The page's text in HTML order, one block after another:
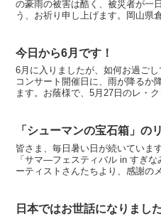
の豪雨の被害は酷く、被災者が一
う、お祈り申し上げます。岡山県
今日から6月です！
6月に入りましたが、如何お過ご
コンサート開催日に、雨が降るか
ます。お蔭様で、5月27日のレ・
「シューマンの宝石箱」の
皆さま、毎日暑い日が続いていま
「サマ―フェスティバル in すぎ
ーティストさんたちより、感謝の
日本ではお世話になりました